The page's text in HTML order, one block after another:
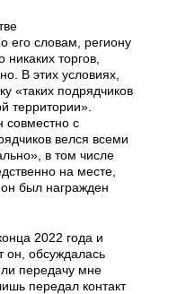
словам, региону
торгов,
В этих условиях,
«таких подрядчиков
территории».
совместно с
велся всеми
в том числе
на месте,
был награжден
2022 года и
он, обсуждалась
передачу мне
передал контакт